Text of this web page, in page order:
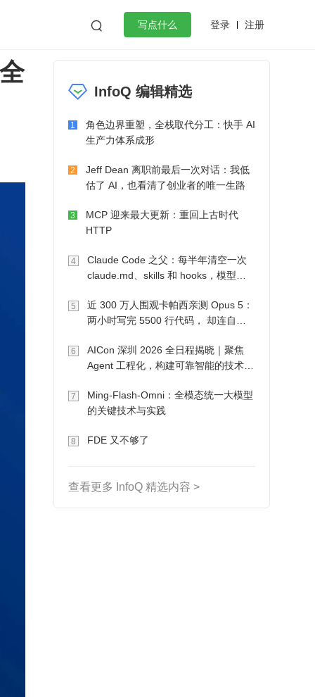
 写点什么 登录 注册
工作
微服务架构 flutter
InfoQ 编辑精选
1
角色边界重塑，全栈取代分工：快手 AI
生产力体系成形
2
Jeff Dean 离职前最后一次对话：我低
估了 AI，也看清了创业者的唯一生路
3
MCP 迎来最大更新：重回上古时代
HTTP
4
Claude Code 之父：每半年清空一次
claude.md、skills 和 hooks，模型自
5
近 300 万人围观卡帕西亲测 Opus 5：
两小时写完 5500 行代码， 却连自己
6
AICon 深圳 2026 全日程揭晓｜聚焦
Agent 工程化，构建可靠智能的技术路
7
Ming-Flash-Omni：全模态统一大模型
的关键技术与实践
8 FDE 又不够了
查看更多 InfoQ 精选内容 >